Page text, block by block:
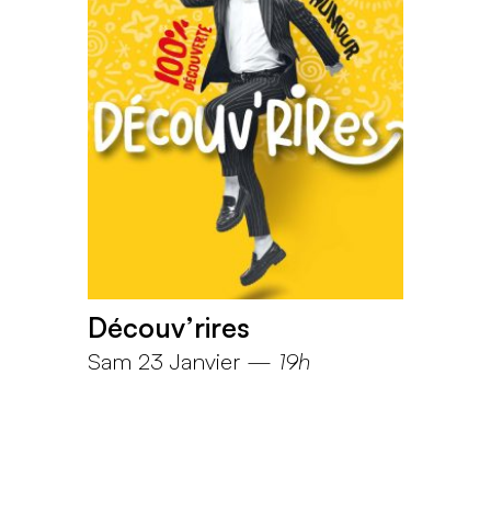
Découv’rires
Sam 23 Janvier — 19h